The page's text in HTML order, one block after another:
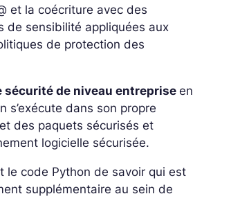
et la coécriture avec des
de sensibilité appliquées aux
de protection des
sécurité de niveau entrepriseen
s’exécute dans son propre
des paquets sécurisés et
logicielle sécurisée.
le code Python de savoir qui est
supplémentaire au sein de